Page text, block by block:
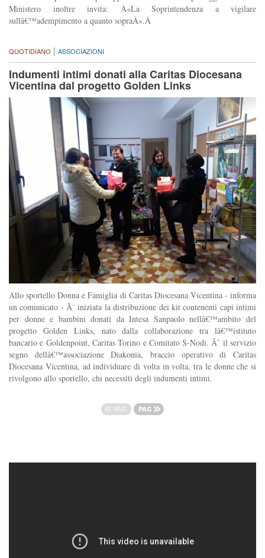
Ministero inoltre invita: Â«La Soprintendenza a vigilare
sullâ€™adempimento a quanto sopraÂ».Â
QUOTIDIANO | ASSOCIAZIONI
Indumenti intimi donati alla Caritas Diocesana
Vicentina dal progetto Golden Links
Allo sportello Donna e Famiglia di Caritas Diocesana Vicentina - informa
un comunicato - Ã¨ iniziata la distribuzione dei kit contenenti capi intimi
per donne e bambini donati da Intesa Sanpaolo nellâ€™ambito del
progetto Golden Links, nato dalla collaborazione tra lâ€™istituto
bancario e Goldenpoint, Caritas Torino e Comitato S-Nodi. Ãˆ il servizio
segno dellâ€™associazione Diakonia, braccio operativo di Caritas
Diocesana Vicentina, ad individuare di volta in volta, tra le donne che si
rivolgono allo sportello, chi necessiti degli indumenti intimi.